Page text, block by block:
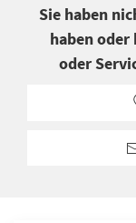
Sie haben
haben oder
oder